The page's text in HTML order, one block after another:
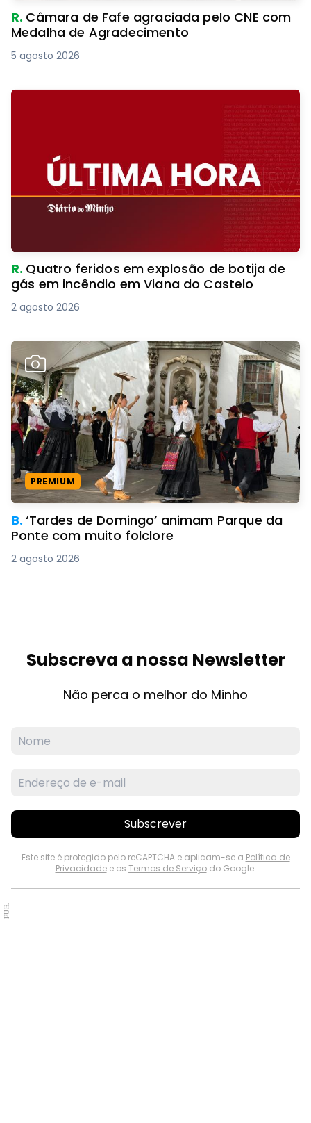
R. Câmara de Fafe agraciada pelo CNE com
Medalha de Agradecimento
5 agosto 2026
R. Quatro feridos em explosão de botija de
gás em incêndio em Viana do Castelo
2 agosto 2026
PREMIUM
B.‘Tardes de Domingo’ animam Parque da
Ponte com muito folclore
2 agosto 2026
Subscreva a nossa Newsletter
Não perca o melhor do Minho
Subscrever
Este site é protegido pelo reCAPTCHA e aplicam-se a Política de
Privacidadee os Termos de Serviçodo Google.
PUB.